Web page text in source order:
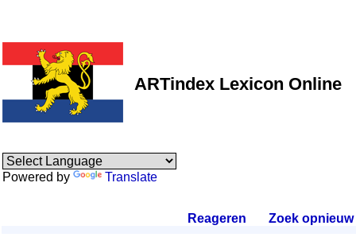
ARTindex Lexicon Online
Powered by Translate
Reageren Zoek opnieuw.